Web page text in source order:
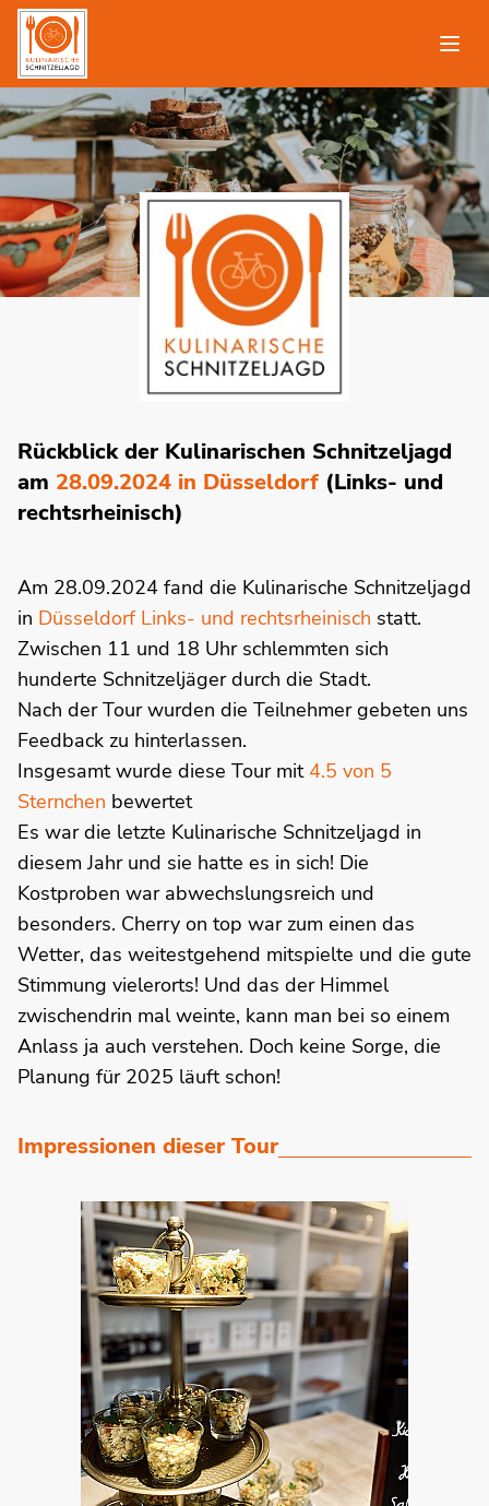
Rückblick der Kulinarischen Schnitzeljagd
am 28.09.2024 in Düsseldorf (Links- und
rechtsrheinisch)
Am 28.09.2024 fand die Kulinarische Schnitzeljagd
in Düsseldorf Links- und rechtsrheinisch statt.
Zwischen 11 und 18 Uhr schlemmten sich
hunderte Schnitzeljäger durch die Stadt.
Nach der Tour wurden die Teilnehmer gebeten uns
Feedback zu hinterlassen.
Insgesamt wurde diese Tour mit 4.5 von 5
Sternchen bewertet
Es war die letzte Kulinarische Schnitzeljagd in
diesem Jahr und sie hatte es in sich! Die
Kostproben war abwechslungsreich und
besonders. Cherry on top war zum einen das
Wetter, das weitestgehend mitspielte und die gute
Stimmung vielerorts! Und das der Himmel
zwischendrin mal weinte, kann man bei so einem
Anlass ja auch verstehen. Doch keine Sorge, die
Planung für 2025 läuft schon!
Impressionen dieser Tour